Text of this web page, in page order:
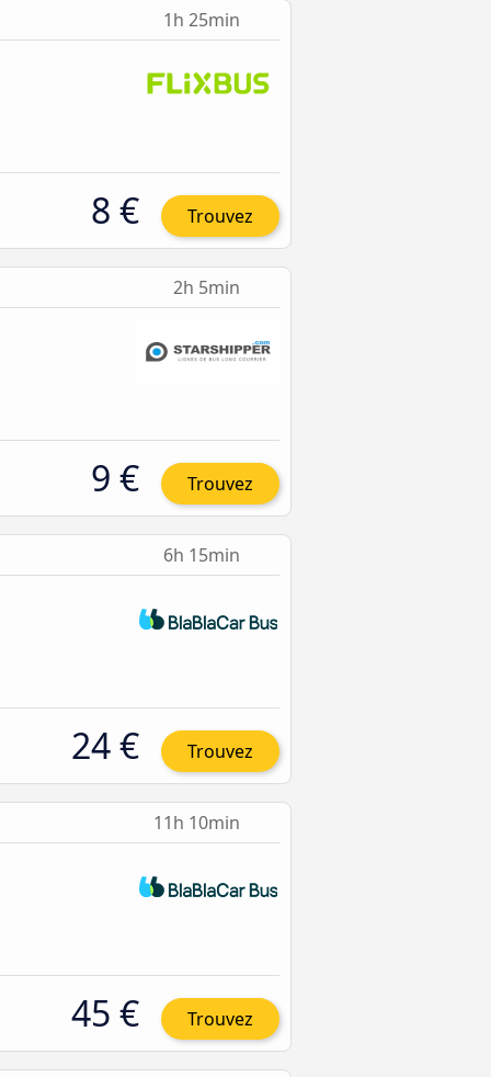
1h 25min
8 € Trouvez
2h 5min
9 € Trouvez
6h 15min
24 € Trouvez
11h 10min
45 € Trouvez